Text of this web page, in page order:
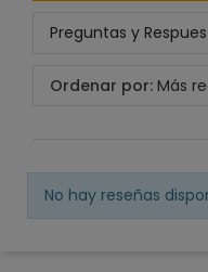
Preguntas y
Ordenar por: Más
No hay reseñas